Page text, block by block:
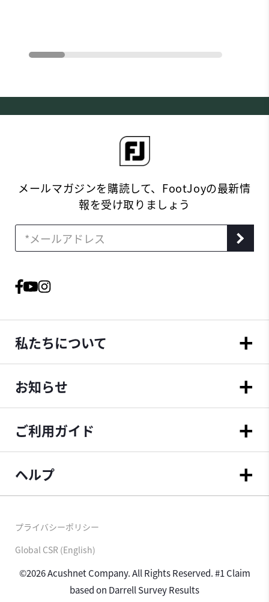
メールマガジンを購読して、FootJoyの最新情
報を受け取りましょう
私たちについて
お知らせ
ご利用ガイド
ヘルプ
©2026 Acushnet Company. All Rights Reserved. #1 Claim
based on Darrell Survey Results
プライバシーポリシー
Global CSR (English)